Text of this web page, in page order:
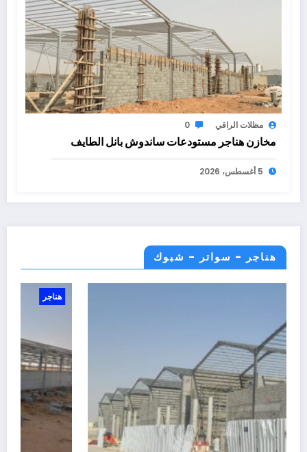
مظلات الراقي 0
مخازن هناجر مستودعات ساندوش بانل الطايف
5 أغسطس، 2026
هناجر - سواتر - شبوك